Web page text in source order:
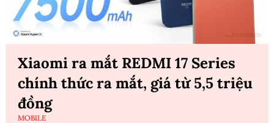
Xiaomi ra mắt REDMI 17 Series
chính thức ra mắt, giá từ 5,5 triệu
đồng
MOBILE